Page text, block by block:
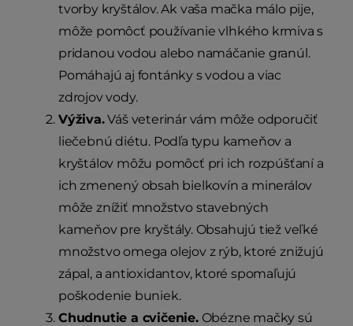
tvorby kryštálov. Ak vaša mačka málo pije,
môže pomôcť používanie vlhkého krmiva s
pridanou vodou alebo namáčanie granúl.
Pomáhajú aj fontánky s vodou a viac
zdrojov vody.
Výživa.Váš veterinár vám môže odporučiť
liečebnú diétu. Podľa typu kameňov a
kryštálov môžu pomôcť pri ich rozpúšťaní a
ich zmenený obsah bielkovín a minerálov
môže znížiť množstvo stavebných
kameňov pre kryštály. Obsahujú tiež veľké
množstvo omega olejov z rýb, ktoré znižujú
zápal, a antioxidantov, ktoré spomaľujú
poškodenie buniek.
Chudnutie a cvičenie.Obézne mačky sú